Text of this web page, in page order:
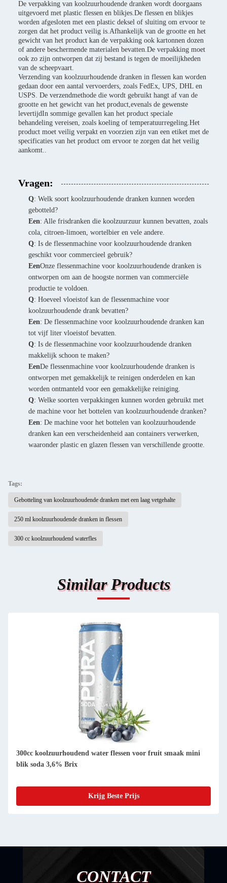
De verpakking van koolzuurhoudende dranken wordt doorgaans
uitgevoerd met plastic flessen en blikjes.De flessen en blikjes
worden afgesloten met een plastic deksel of sluiting om ervoor te
zorgen dat het product veilig is.Afhankelijk van de grootte en het
gewicht van het product kan de verpakking ook kartonnen dozen
of andere beschermende materialen bevatten.De verpakking moet
ook zo zijn ontworpen dat zij bestand is tegen de moeilijkheden
van de scheepvaart.
Verzending van koolzuurhoudende dranken in flessen kan worden
gedaan door een aantal vervoerders, zoals FedEx, UPS, DHL en
USPS. De verzendmethode die wordt gebruikt hangt af van de
grootte en het gewicht van het product,evenals de gewenste
levertijdIn sommige gevallen kan het product speciale
behandeling vereisen, zoals koeling of temperatuurregeling.Het
product moet veilig verpakt en voorzien zijn van een etiket met de
specificaties van het product om ervoor te zorgen dat het veilig
aankomt..
Vragen:
Q: Welk soort koolzuurhoudende dranken kunnen worden
gebotteld?
Een: Alle frisdranken die koolzuurzuur kunnen bevatten, zoals
cola, citroen-limoen, wortelbier en vele andere.
Q: Is de flessenmachine voor koolzuurhoudende dranken
geschikt voor commercieel gebruik?
EenOnze flessenmachine voor koolzuurhoudende dranken is
ontworpen om aan de hoogste normen van commerciële
productie te voldoen.
Q: Hoeveel vloeistof kan de flessenmachine voor
koolzuurhoudende drank bevatten?
Een: De flessenmachine voor koolzuurhoudende dranken kan
tot vijf liter vloeistof bevatten.
Q: Is de flessenmachine voor koolzuurhoudende dranken
makkelijk schoon te maken?
EenDe flessenmachine voor koolzuurhoudende dranken is
ontworpen met gemakkelijk te reinigen onderdelen en kan
worden ontmanteld voor een gemakkelijke reiniging.
Q: Welke soorten verpakkingen kunnen worden gebruikt met
de machine voor het bottelen van koolzuurhoudende dranken?
Een: De machine voor het bottelen van koolzuurhoudende
dranken kan een verscheidenheid aan containers verwerken,
waaronder plastic en glazen flessen van verschillende grootte.
Tags:
Gebotteling van koolzuurhoudende dranken met een laag vetgehalte
250 ml koolzuurhoudende dranken in flessen
300 cc koolzuurhoudend waterfles
Similar Products
300cc koolzuurhoudend water flessen voor fruit smaak mini
blik soda 3,6% Brix
Krijg Beste Prijs
CONTACT